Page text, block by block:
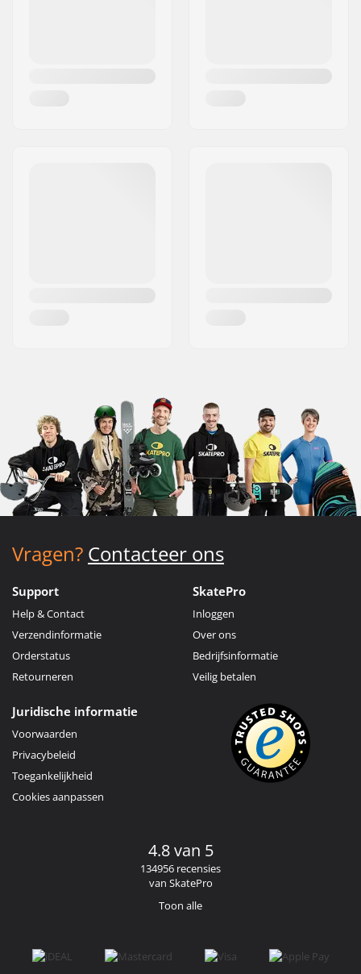
Vragen? Contacteer ons
Support
Help & Contact
Verzendinformatie
Orderstatus
Retourneren
SkatePro
Inloggen
Over ons
Bedrijfsinformatie
Veilig betalen
Juridische informatie
Voorwaarden
Privacybeleid
Toegankelijkheid
Cookies aanpassen
4.8 van 5
134956 recensies
van SkatePro
Toon alle